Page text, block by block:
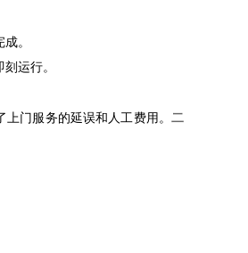
。
运行。
门服务的延误和人工费用。 二